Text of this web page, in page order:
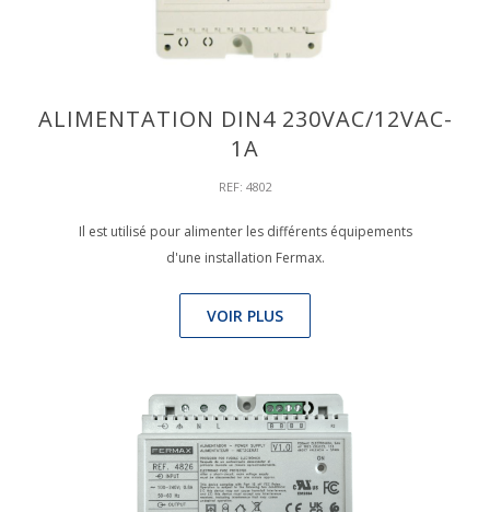
ALIMENTATION DIN4 230VAC/12VAC-
1A
REF: 4802
Il est utilisé pour alimenter les différents équipements
d'une installation Fermax.
VOIR PLUS